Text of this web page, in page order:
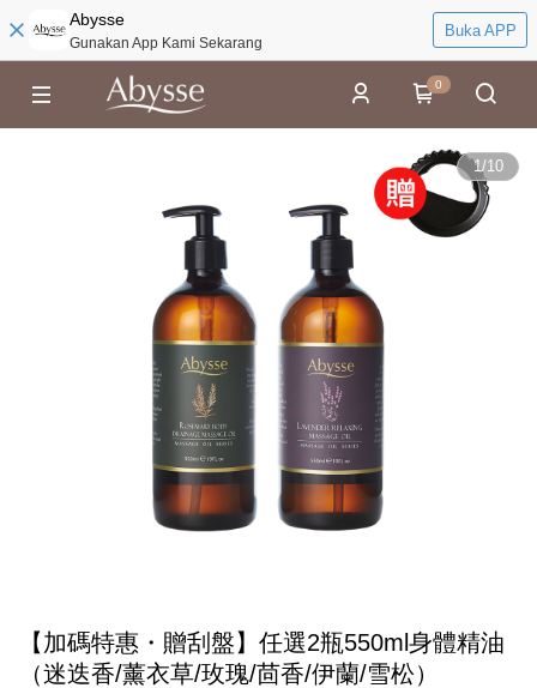
Abysse
Gunakan App Kami Sekarang
Buka APP
0
1/10
【加碼特惠・贈刮盤】任選2瓶550ml身體精油
（迷迭香/薰衣草/玫瑰/茴香/伊蘭/雪松）